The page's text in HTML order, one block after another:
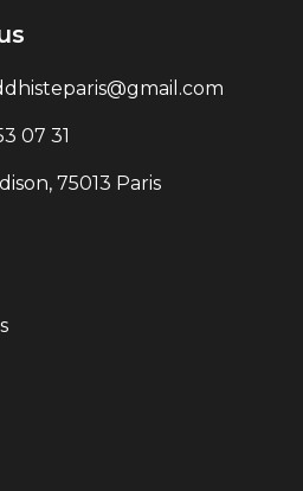
07 31
75013 Paris